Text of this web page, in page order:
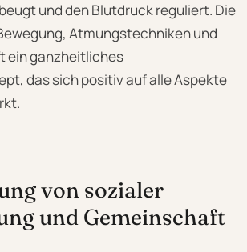
und den Blutdruck reguliert. Die
Atmungstechniken und
ein ganzheitliches
das sich positiv auf alle Aspekte
von sozialer
und Gemeinschaft